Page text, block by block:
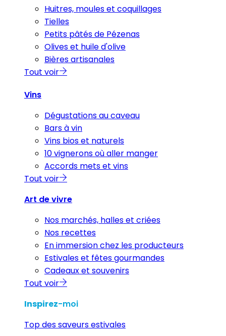
Huitres, moules et coquillages
Tielles
Petits pâtés de Pézenas
Olives et huile d'olive
Bières artisanales
Tout voir
Vins
Dégustations au caveau
Bars à vin
Vins bios et naturels
10 vignerons où aller manger
Accords mets et vins
Tout voir
Art de vivre
Nos marchés, halles et criées
Nos recettes
En immersion chez les producteurs
Estivales et fêtes gourmandes
Cadeaux et souvenirs
Tout voir
Inspirez-moi
Top des saveurs estivales